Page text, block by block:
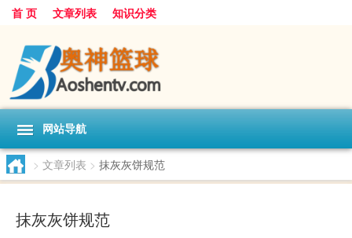
首 页 文章列表 知识分类
网站导航
> 文章列表 > 抹灰灰饼规范
抹灰灰饼规范